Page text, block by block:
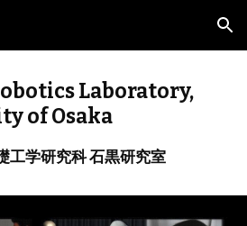
Skip to navigation
Laboratory,
of Osaka
工学研究科 石黒研究室